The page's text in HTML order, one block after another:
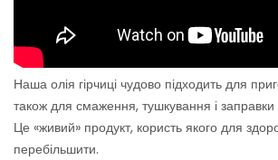
Наша олія гірчиці чудово підходить для
також для смаження, тушкування і заправки
Це «живий» продукт, користь якого для
перебільшити.